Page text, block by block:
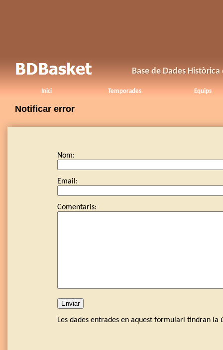
Base de Dades
Inici Temporades Equips
Notificar error
Nom:
Email:
Comentaris:
Les dades entrades en aquest formulari tindran